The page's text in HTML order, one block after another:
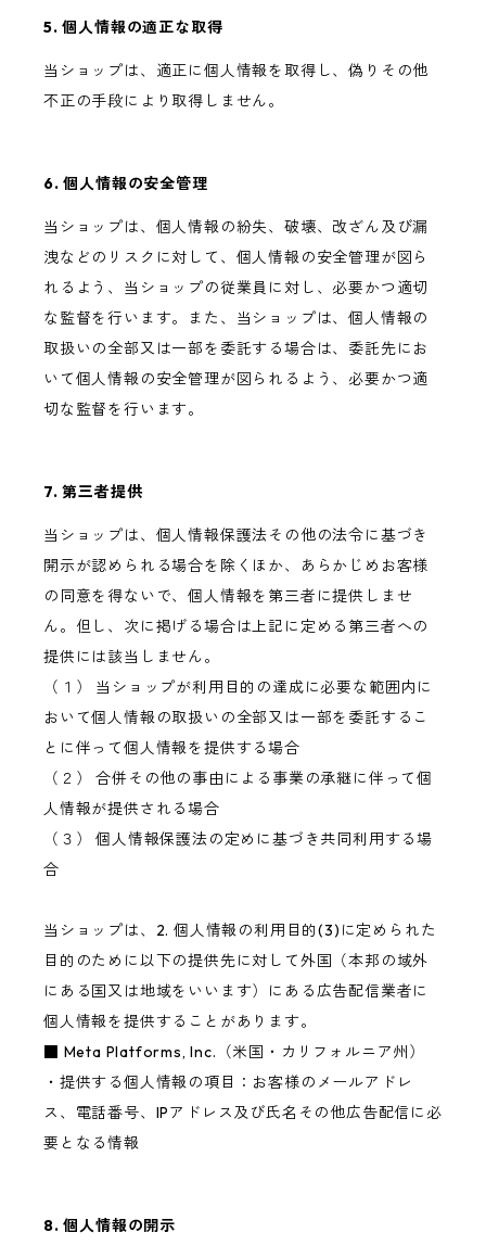
5. 個人情報の適正な取得
当ショップは、適正に個人情報を取得し、偽りその他
不正の手段により取得しません。
6. 個人情報の安全管理
当ショップは、個人情報の紛失、破壊、改ざん及び漏
洩などのリスクに対して、個人情報の安全管理が図ら
れるよう、当ショップの従業員に対し、必要かつ適切
な監督を行います。また、当ショップは、個人情報の
取扱いの全部又は一部を委託する場合は、委託先にお
いて個人情報の安全管理が図られるよう、必要かつ適
切な監督を行います。
7. 第三者提供
当ショップは、個人情報保護法その他の法令に基づき
開示が認められる場合を除くほか、あらかじめお客様
の同意を得ないで、個人情報を第三者に提供しませ
ん。但し、次に掲げる場合は上記に定める第三者への
提供には該当しません。
（１） 当ショップが利用目的の達成に必要な範囲内に
おいて個人情報の取扱いの全部又は一部を委託するこ
とに伴って個人情報を提供する場合
（２） 合併その他の事由による事業の承継に伴って個
人情報が提供される場合
（３） 個人情報保護法の定めに基づき共同利用する場
合
当ショップは、2. 個人情報の利用目的(3)に定められた
目的のために以下の提供先に対して外国（本邦の域外
にある国又は地域をいいます）にある広告配信業者に
個人情報を提供することがあります。
■ Meta Platforms, Inc.（米国・カリフォルニア州）
・提供する個人情報の項目：お客様のメールアドレ
ス、電話番号、IPアドレス及び氏名その他広告配信に必
要となる情報
8. 個人情報の開示